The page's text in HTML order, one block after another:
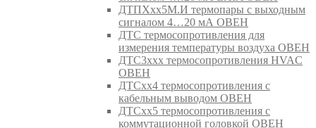
ДТПХхх5М.И термопары с выходным
сигналом 4…20 мА ОВЕН
ДТС термосопротивления для
измерения температуры воздуха ОВЕН
ДТС3ххх термосопротивления HVAC
ОВЕН
ДТСхх4 термосопротивления с
кабельным выводом ОВЕН
ДТСхх5 термосопротивления с
коммутационной головкой ОВЕН